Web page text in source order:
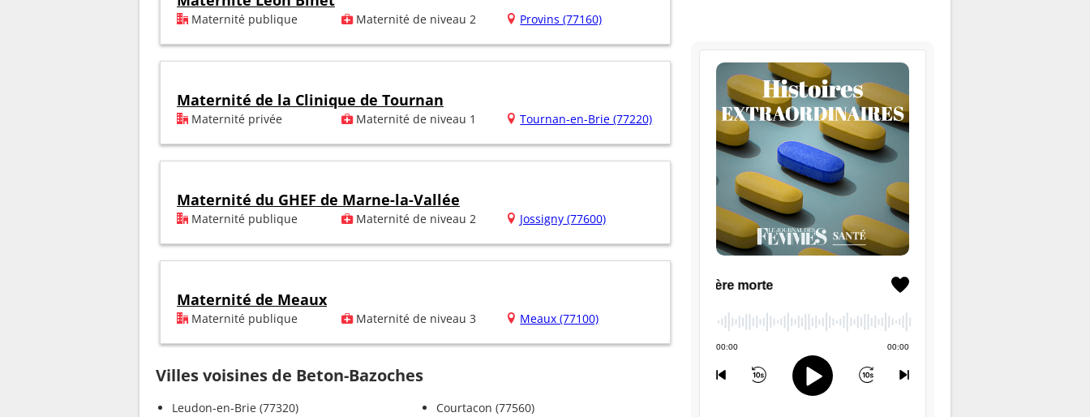
Maternité publique Maternité de niveau 2 Provins (77160)
Maternité de la Clinique de Tournan
Maternité privée Maternité de niveau 1 Tournan-en-Brie (77220)
Maternité du GHEF de Marne-la-Vallée
Maternité publique Maternité de niveau 2 Jossigny (77600)
Maternité de Meaux
Maternité publique Maternité de niveau 3 Meaux (77100)
Villes voisines de Beton-Bazoches
Leudon-en-Brie (77320)
Courtacon (77560)